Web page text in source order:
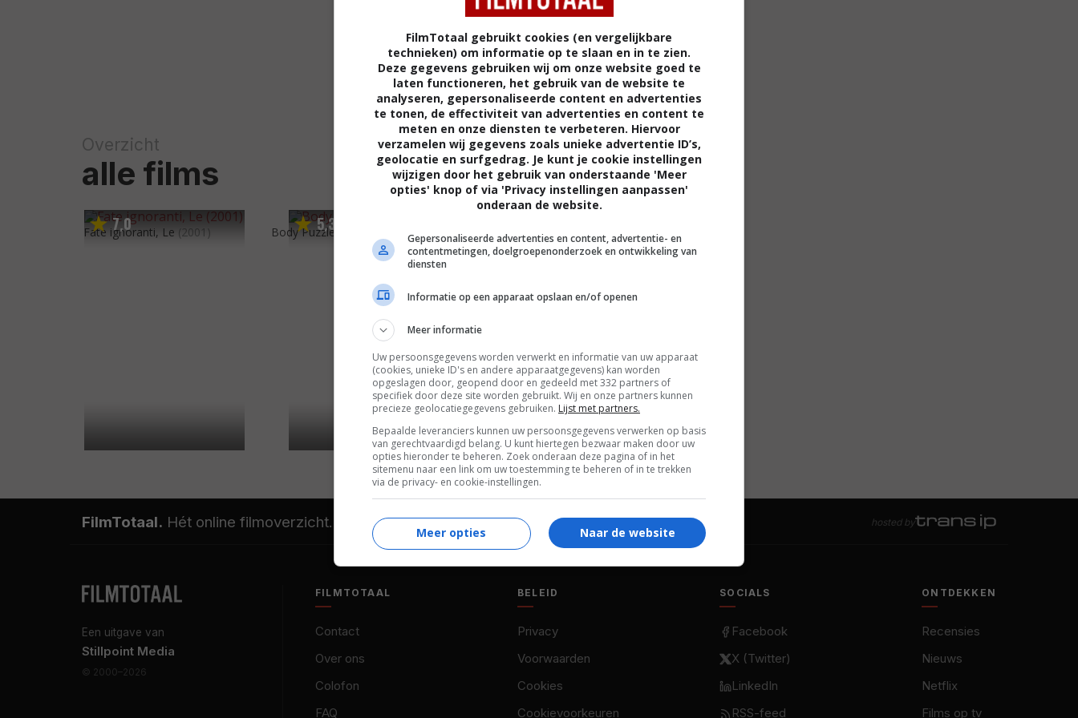
Overzicht
alle films
7,0
Fate ignoranti, Le (2001) 5,3
Body Puzzle Operazione Paura (1966)
FilmTotaal. Hét online filmoverzicht. hosted by
Een uitgave van
Stillpoint Media
© 2000–2026
FILMTOTAAL
Contact
Over ons
Colofon
FAQ
BELEID
Privacy
Voorwaarden
Cookies
Cookievoorkeuren
SOCIALS
Facebook
X (Twitter)
LinkedIn
RSS-feed
ONTDEKKEN
Recensies
Nieuws
Netflix
Films op tv
FilmTotaal gebruikt cookies (en vergelijkbare
technieken) om informatie op te slaan en in te zien.
Deze gegevens gebruiken wij om onze website goed te
laten functioneren, het gebruik van de website te
analyseren, gepersonaliseerde content en advertenties
te tonen, de effectiviteit van advertenties en content te
meten en onze diensten te verbeteren. Hiervoor
verzamelen wij gegevens zoals unieke advertentie ID’s,
geolocatie en surfgedrag. Je kunt je cookie instellingen
wijzigen door het gebruik van onderstaande 'Meer
opties' knop of via 'Privacy instellingen aanpassen'
onderaan de website.
Gepersonaliseerde advertenties en content, advertentie- en
contentmetingen, doelgroepenonderzoek en ontwikkeling van
diensten
Informatie op een apparaat opslaan en/of openen
Meer informatie
Uw persoonsgegevens worden verwerkt en informatie van uw apparaat
(cookies, unieke ID's en andere apparaatgegevens) kan worden
opgeslagen door, geopend door en gedeeld met 332 partners of
specifiek door deze site worden gebruikt. Wij en onze partners kunnen
precieze geolocatiegegevens gebruiken. Lijst met partners.
Bepaalde leveranciers kunnen uw persoonsgegevens verwerken op basis
van gerechtvaardigd belang. U kunt hiertegen bezwaar maken door uw
opties hieronder te beheren. Zoek onderaan deze pagina of in het
sitemenu naar een link om uw toestemming te beheren of in te trekken
via de privacy- en cookie-instellingen.
Naar de website
Meer opties